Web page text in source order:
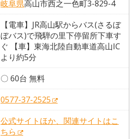
岐阜県高山市西之一色町3-829-4
【電車】JR高山駅からバス(さるぼ
ぼバス)で飛騨の里下停留所下車す
ぐ 【車】東海北陸自動車道高山IC
より約5分
〇 60台 無料
0577-37-2525
公式サイトほか、関連サイトはこ
ちら